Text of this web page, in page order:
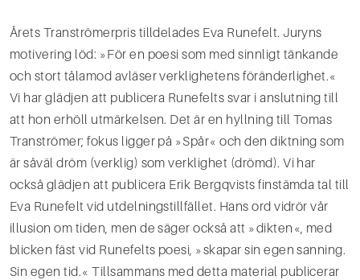
Årets Tranströmerpris tilldelades Eva Runefelt. Juryns
motivering löd: »För en poesi som med sinnligt tänkande
och stort tålamod avläser verklighetens föränderlighet.«
Vi har glädjen att publicera Runefelts svar i anslutning till
att hon erhöll utmärkelsen. Det är en hyllning till Tomas
Tranströmer; fokus ligger på »Spår« och den diktning som
är såväl dröm (verklig) som verklighet (drömd). Vi har
också glädjen att publicera Erik Bergqvists finstämda tal till
Eva Runefelt vid utdelningstillfället. Hans ord vidrör vår
illu­sion om tiden, men de säger också att »dikten«, med
blicken fäst vid Runefelts poesi, »skapar sin egen sanning.
Sin egen tid.« Tillsammans med detta material publicerar